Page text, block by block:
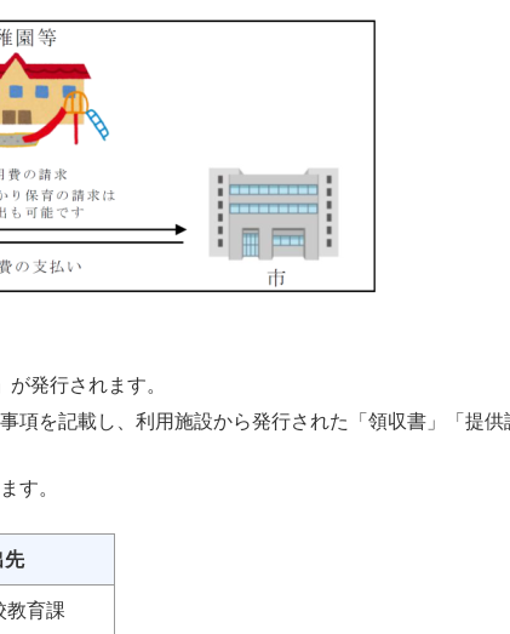
発行されます。
項を記載し、利用施設から発行された「領収書」「提
す。
先
教育課